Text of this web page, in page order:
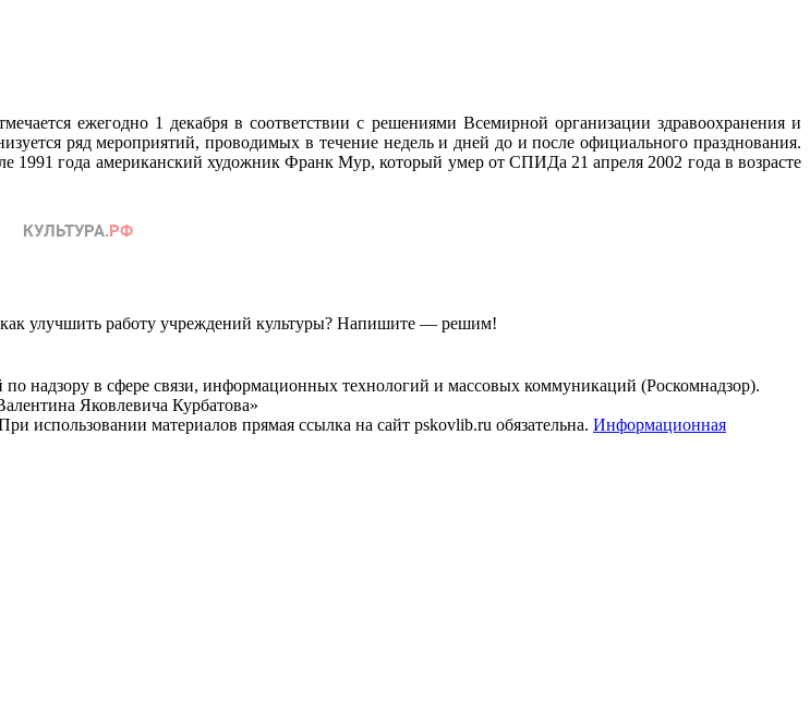
ежегодно 1 декабря в соответствии с решениями Всемирной организации здравоохранения и
ряд мероприятий, проводимых в течение недель и дней до и после официального празднования.
1991 года американский художник Франк Мур, который умер от СПИДа 21 апреля 2002 года в возрасте
улучшить работу учреждений культуры? Напишите — решим!
надзору в сфере связи, информационных технологий и массовых коммуникаций (Роскомнадзор).
Яковлевича Курбатова»
использовании материалов прямая ссылка на сайт pskovlib.ru обязательна. Информационная